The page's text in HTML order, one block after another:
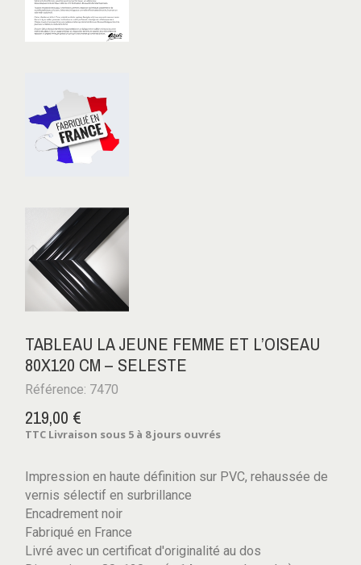
TABLEAU LA JEUNE FEMME ET L’OISEAU
80X120 CM – SELESTE
Référence: 7470
219,00 €
TTC Livraison sous 5 à 8 jours ouvrés
Impression en haute définition sur PVC, rehaussée de
vernis sélectif en surbrillance
Encadrement noir
Fabriqué en France
Livré avec un certificat d'originalité au dos